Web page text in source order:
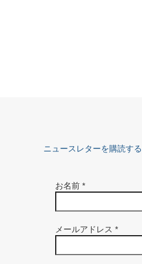
ニュースレターを購読する
お名前*
メールアドレス*